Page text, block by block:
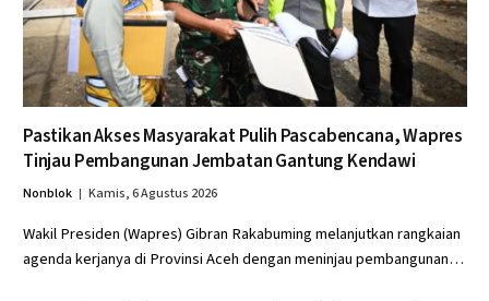
Pastikan Akses Masyarakat Pulih Pascabencana, Wapres
Tinjau Pembangunan Jembatan Gantung Kendawi
Nonblok Kamis, 6 Agustus 2026
Wakil Presiden (Wapres) Gibran Rakabuming melanjutkan rangkaian
agenda kerjanya di Provinsi Aceh dengan meninjau pembangunan…